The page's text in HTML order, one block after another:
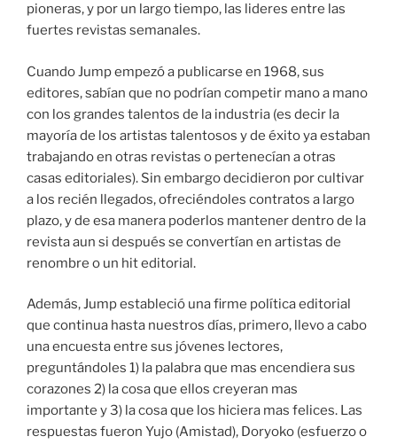
pioneras, y por un largo tiempo, las lideres entre las
fuertes revistas semanales.
Cuando Jump empezó a publicarse en 1968, sus
editores, sabían que no podrían competir mano a mano
con los grandes talentos de la industria (es decir la
mayoría de los artistas talentosos y de éxito ya estaban
trabajando en otras revistas o pertenecían a otras
casas editoriales). Sin embargo decidieron por cultivar
a los recién llegados, ofreciéndoles contratos a largo
plazo, y de esa manera poderlos mantener dentro de la
revista aun si después se convertían en artistas de
renombre o un hit editorial.
Además, Jump estableció una firme política editorial
que continua hasta nuestros días, primero, llevo a cabo
una encuesta entre sus jóvenes lectores,
preguntándoles 1) la palabra que mas encendiera sus
corazones 2) la cosa que ellos creyeran mas
importante y 3) la cosa que los hiciera mas felices. Las
respuestas fueron Yujo (Amistad), Doryoko (esfuerzo o